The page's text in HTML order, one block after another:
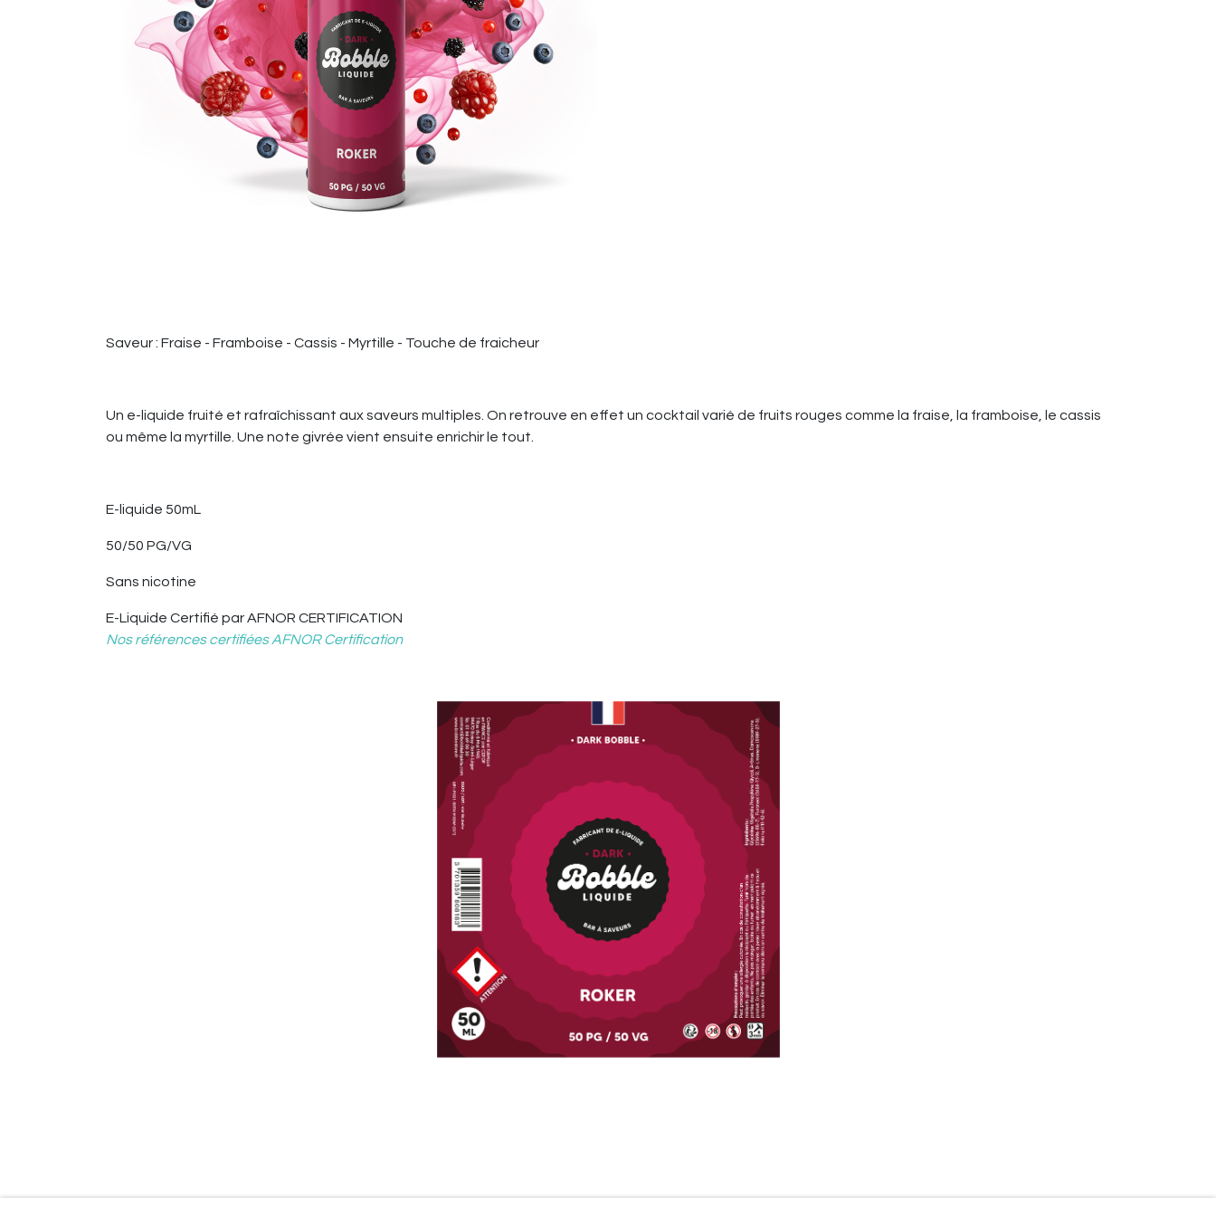
Saveur : Fraise - Framboise - Cassis - Myrtille - Touche de fraicheur
Un e-liquide fruité et rafraîchissant aux saveurs multiples. On retrouve en effet un cocktail varié de fruits rouges comme la fraise, la framboise, le cassis
ou même la myrtille. Une note givrée vient ensuite enrichir le tout.
E-liquide 50mL
50/50 PG/VG
Sans nicotine
E-Liquide Certifié par AFNOR CERTIFICATION
Nos références certifiées AFNOR Certification